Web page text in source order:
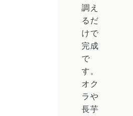
調え
るだ
けで
完成
で
す。
オク
ラや
長芋